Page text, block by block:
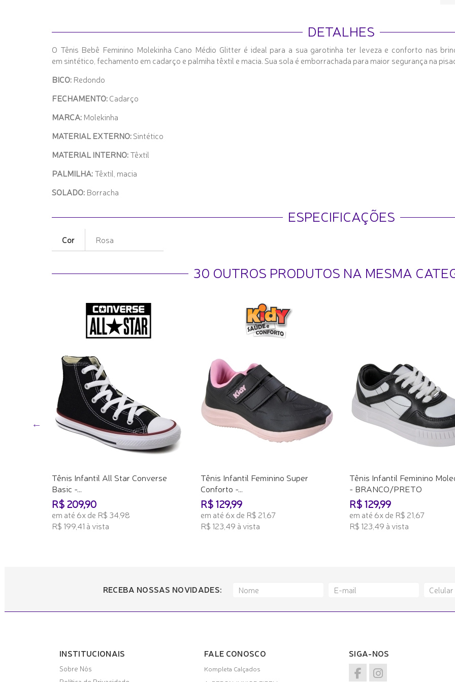
DETALHES
O Tênis Bebê Feminino Molekinha Cano Médio Glitter é ideal para a sua garotinha ter leveza e conforto nas
em sintético, fechamento em cadarço e palmiha têxtil e macia. Sua sola é emborrachada para maior segurança na
BICO: Redondo
FECHAMENTO:Cadarço
MARCA: Molekinha
MATERIAL EXTERNO:Sintético
MATERIAL INTERNO:Têxtil
PALMILHA:Têxtil, macia
SOLADO: Borracha
ESPECIFICAÇÕES
Cor Rosa
30 OUTROS PRODUTOS NA MESMA
Tênis Infantil All Star Converse
Basic -...
R$ 209,90
em até 6x de R$ 34,98
R$ 199,41 à vista
Tênis Infantil Feminino Super
Conforto -...
R$ 129,99
em até 6x de R$ 21,67
R$ 123,49 à vista
Tênis Infantil Feminino
- BRANCO/PRETO
R$ 129,99
em até 6x de R$ 21,67
R$ 123,49 à vista
RECEBA NOSSAS NOVIDADES:
INSTITUCIONAIS
Sobre Nós
FALE CONOSCO
Kompleta Calçados
SIGA-NOS